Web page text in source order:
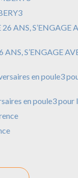
ANS, S’ENGAGE
en poule3 pour